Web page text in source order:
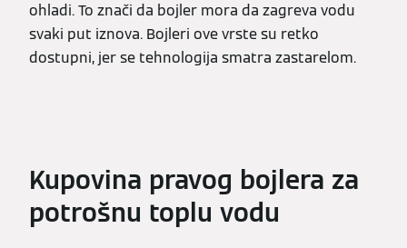
ohladi. To znači da bojler mora da zagreva vodu
svaki put iznova. Bojleri ove vrste su retko
dostupni, jer se tehnologija smatra zastarelom.
Kupovina pravog bojlera za
potrošnu toplu vodu